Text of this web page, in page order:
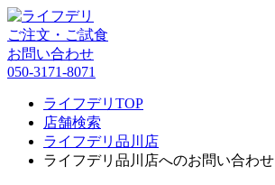
ご注文・ご試食
お問い合わせ
050-3171-8071
ライフデリTOP
店舗検索
ライフデリ品川店
ライフデリ品川店へのお問い合わせ